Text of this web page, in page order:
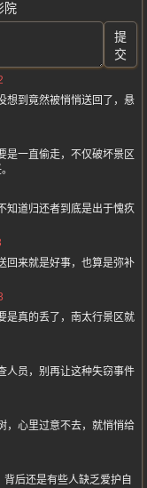
院
提
交
想到竟然被悄悄送回了，悬
是一直偷走，不仅破坏景区
知道归还者到底是出于愧疚
回来就是好事，也算是弥补
是真的丢了，南太行景区就
人员，别再让这种失窃事件
，心里过意不去，就悄悄给
后还是有些人缺乏爱护自